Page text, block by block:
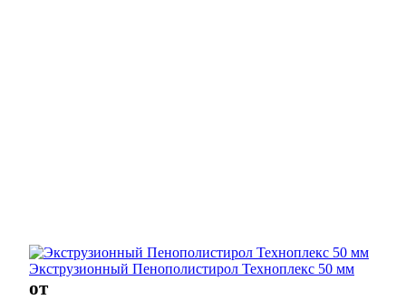
Экструзионный Пенополистирол Техноплекс 50 мм
от